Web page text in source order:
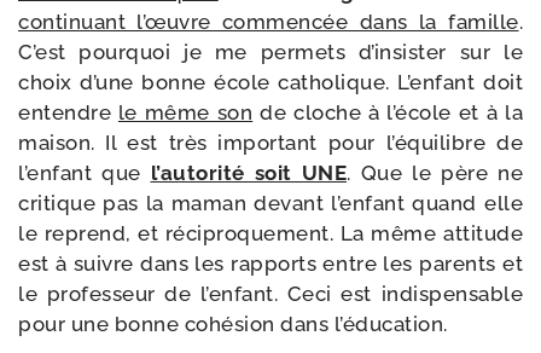
conti­nuant l’œuvre com­men­cée dans la famille.
C’est pour­quoi je me per­mets d’in­sis­ter sur le
choix d’une bonne école catho­lique. L’enfant doit
entendre le même son de cloche à l’é­cole et à la
mai­son. Il est très impor­tant pour l’é­qui­libre de
l’en­fant que l’au­to­ri­té soit UNE. Que le père ne
cri­tique pas la maman devant l’en­fant quand elle
le reprend, et réci­pro­que­ment. La même atti­tude
est à suivre dans les rap­ports entre les parents et
le pro­fes­seur de l’en­fant. Ceci est indis­pen­sable
pour une bonne cohé­sion dans l’éducation.